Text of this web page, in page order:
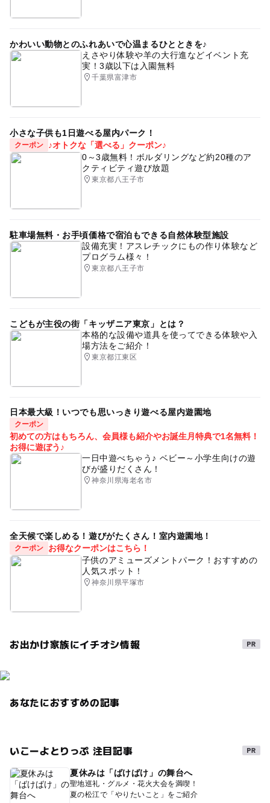
かわいい動物とのふれあいで心温まるひとときを♪
えさやり体験や羊の大行進などイベント充
実！3歳以下は入園無料
千葉県富津市
小さな子供も1日遊べる屋内パーク！
クーポン
♪オトクな「選べる」クーポン♪
0～3歳無料！ボルダリングなど約20種のア
クティビティ遊び放題
東京都八王子市
駐車場無料・お手頃価格で宿泊もできる自然体験型施設
設備充実！アスレチックにもの作り体験など
プログラム様々！
東京都八王子市
こどもが主役の街「キッザニア東京」とは？
本格的な設備や道具を使ってできる体験や入
場方法をご紹介！
東京都江東区
日本最大級！いつでも思いっきり遊べる屋内遊園地
クーポン
初めての方はもちろん、会員様も紹介やお誕生月特典で1名無料！
お得に遊ぼう♪
一日中遊べちゃう♪ ベビー～小学生向けの遊
びが盛りだくさん！
神奈川県海老名市
全天候で楽しめる！遊びがたくさん！室内遊園地！
クーポン
お得なクーポンはこちら！
子供のアミューズメントパーク！おすすめの
人気スポット！
神奈川県平塚市
お出かけ家族にイチオシ情報
あなたにおすすめの記事
いこーよとりっぷ 注目記事
夏休みは「ばけばけ」の舞台へ
聖地巡礼・グルメ・花火大会を満喫！
夏の松江で「やりたいこと」をご紹介